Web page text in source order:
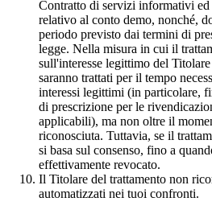
Contratto di servizi informativi
relativo al conto demo, nonché,
periodo previsto dai termini di
legge. Nella misura in cui il
sull'interesse legittimo del
saranno trattati per il tempo
interessi legittimi (in particolare,
di prescrizione per le
applicabili), ma non oltre il
riconosciuta. Tuttavia, se il
si basa sul consenso, fino a
effettivamente revocato.
Il Titolare del trattamento non
automatizzati nei tuoi confronti.